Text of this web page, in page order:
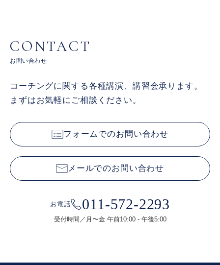
CONTACT
お問い合わせ
コーチングに関する各種講演、講習会承ります。
まずはお気軽にご相談ください。
フォームでのお問い合わせ
メールでのお問い合わせ
お電話 011-572-2293
受付時間／月〜金 午前10:00 - 午後5:00